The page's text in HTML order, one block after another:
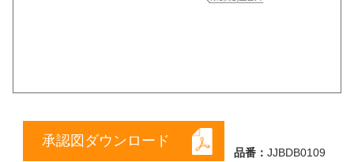
承認図ダウンロード
品番： JJBDB0109